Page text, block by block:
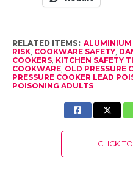
RELATED ITEMS: ALUMINIUM
RISK, COOKWARE SAFETY,
COOKERS, KITCHEN SAFETY
COOKWARE, OLD PRESSURE
PRESSURE COOKER LEAD
POISONING ADULTS
CLICK